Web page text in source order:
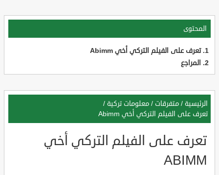
المحتوى
تعرف على الفيلم التركي أخي Abimm
المراجع
الرئيسية / متفرقات / معلومات تركية /
تعرف على الفيلم التركي أخي Abimm
تعرف على الفيلم التركي أخي
ABIMM